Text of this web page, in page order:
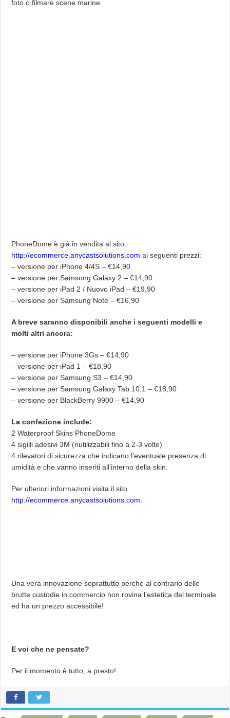
foto o filmare scene marine.
PhoneDome è già in vendita al sito
http://ecommerce.anycastsolutions.com ai seguenti prezzi:
– versione per iPhone 4/4S – €14,90
– versione per Samsung Galaxy 2 – €14,90
– versione per iPad 2 / Nuovo iPad – €19,90
– versione per Samsung Note – €16,90
A breve saranno disponibili anche i seguenti modelli e
molti altri ancora:
– versione per iPhone 3Gs – €14,90
– versione per iPad 1 – €18,90
– versione per Samsung S3 – €14,90
– versione per Samsung Galaxy Tab 10.1 – €18,90
– versione per BlackBerry 9900 – €14,90
La confezione include:
2 Waterproof Skins PhoneDome
4 sigilli adesivi 3M (riutilizzabili fino a 2-3 volte)
4 rilevatori di sicurezza che indicano l’eventuale presenza di
umidità e che vanno inseriti all’interno della skin.
Per ulteriori informazioni visita il sito
http://ecommerce.anycastsolutions.com
Una vera innovazione soprattutto perchè al contrario delle
brutte custodie in commercio non rovina l’estetica del terminale
ed ha un prezzo accessibile!
E voi che ne pensate?
Per il momento è tutto, a presto!